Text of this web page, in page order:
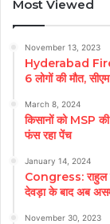
Most Viewed
November 13, 2023
Hyderabad Fire:
6 लोगों की मौत,
March 8, 2024
किसानों को MSP
फंस रहा पेंच
January 14, 2024
Congress: राहुल
देवड़ा के बाद अब
November 30, 2023